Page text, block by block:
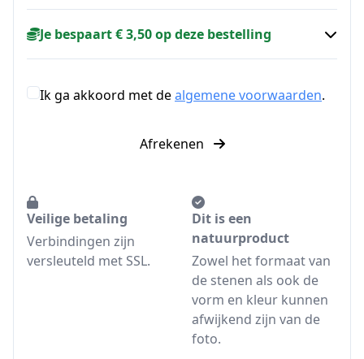
Je bespaart € 3,50 op deze bestelling
Ik ga akkoord met dealgemene voorwaarden.
Afrekenen
Veilige betaling
Verbindingen zijn
versleuteld met SSL.
Dit is een
natuurproduct
Zowel het formaat van
de stenen als ook de
vorm en kleur kunnen
afwijkend zijn van de
foto.